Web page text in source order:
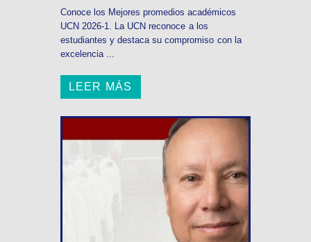
Conoce los Mejores promedios académicos
UCN 2026-1. La UCN reconoce a los
estudiantes y destaca su compromiso con la
excelencia ...
LEER MÁS